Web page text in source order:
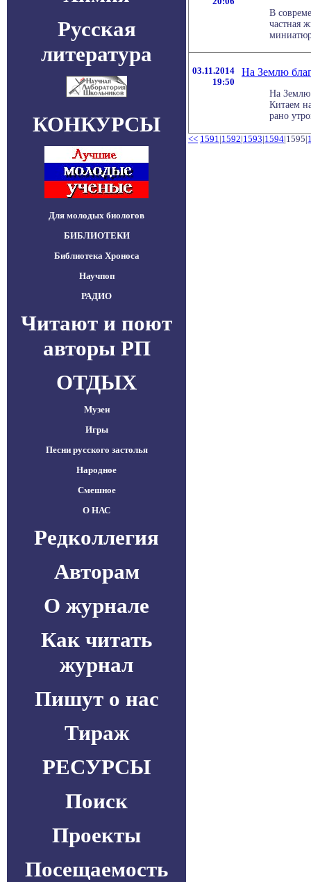
Русская
литература
КОНКУРСЫ
Для молодых биологов
БИБЛИОТЕКИ
Библиотека Хроноса
Научпоп
РАДИО
Читают и поют
авторы РП
ОТДЫХ
Музеи
Игры
Песни русского застолья
Народное
Смешное
О НАС
Редколлегия
Авторам
О журнале
Как читать
журнал
Пишут о нас
Тираж
РЕСУРСЫ
Поиск
Проекты
Посещаемость
В
частная
03.11.2014
19:50
На Землю
На Землю
Китаем
рано
<< 1591|1592|1593|1594|1595|